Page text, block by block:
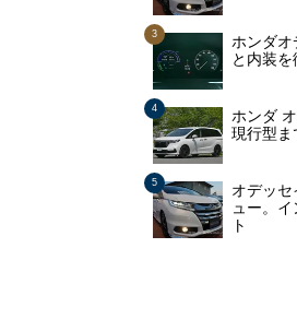
ホンダ
と内装
ホンダ
現行型ま
オデッ
ュー。
ト